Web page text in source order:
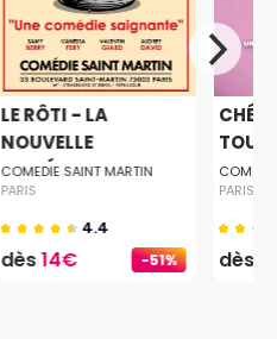
-51%
LE RÔTI - LA
NOUVELLE
COMÉDIE...
COMEDIE SAINT MARTIN
PARIS
4.4
dès14€
TOUT
PARIS
dès